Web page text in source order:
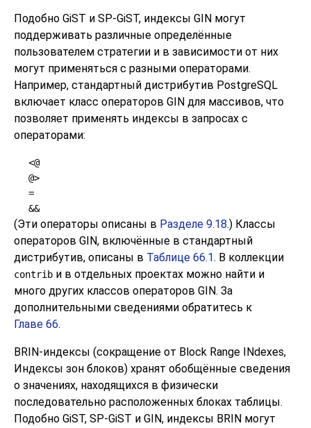
Подобно GiST и SP-GiST, индексы GIN могут
поддерживать различные определённые
пользователем стратегии и в зависимости от них
могут применяться с разными операторами.
Например, стандартный дистрибутив PostgreSQL
включает класс операторов GIN для массивов, что
позволяет применять индексы в запросах с
операторами:
<@
@>
=
&&
(Эти операторы описаны в Разделе 9.18.) Классы
операторов GIN, включённые в стандартный
дистрибутив, описаны в Таблице 66.1. В коллекции
contrib и в отдельных проектах можно найти и
много других классов операторов GIN. За
дополнительными сведениями обратитесь к
Главе 66.
BRIN-индексы (сокращение от Block Range INdexes,
Индексы зон блоков) хранят обобщённые сведения
о значениях, находящихся в физически
последовательно расположенных блоках таблицы.
Подобно GiST, SP-GiST и GIN, индексы BRIN могут